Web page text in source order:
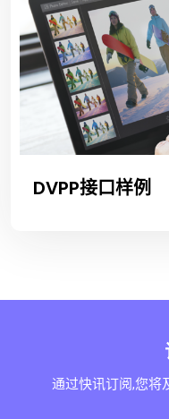
DVPP接口样例
通过快讯订阅,您将